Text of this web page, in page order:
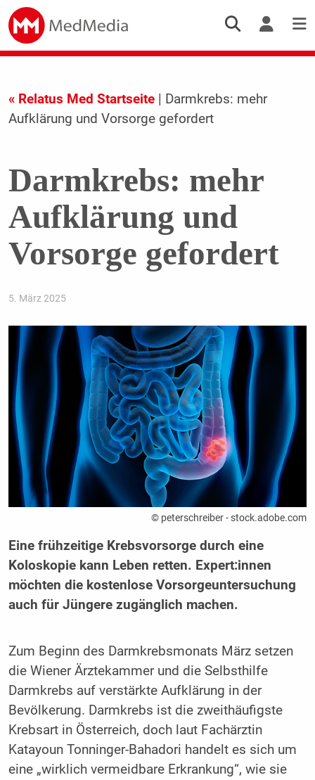
« Relatus Med Startseite| Darmkrebs: mehr
Aufklärung und Vorsorge gefordert
Darmkrebs: mehr
Aufklärung und
Vorsorge gefordert
5. März 2025
© peterschreiber - stock.adobe.com
Eine frühzeitige Krebsvorsorge durch eine
Koloskopie kann Leben retten. Expert:innen
möchten die kostenlose Vorsorgeuntersuchung
auch für Jüngere zugänglich machen.
Zum Beginn des Darmkrebsmonats März setzen
die Wiener Ärztekammer und die Selbsthilfe
Darmkrebs auf verstärkte Aufklärung in der
Bevölkerung. Darmkrebs ist die zweithäufigste
Krebsart in Österreich, doch laut Fachärztin
Katayoun Tonninger-Bahadori handelt es sich um
eine „wirklich vermeidbare Erkrankung“, wie sie